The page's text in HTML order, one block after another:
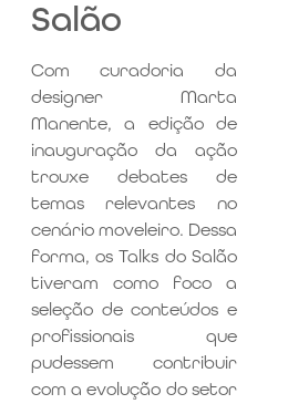
Salão
Com curadoria da
designer Marta
Manente, a edição de
inauguração da ação
trouxe debates de
temas relevantes no
cenário moveleiro. Dessa
forma, os Talks do Salão
tiveram como foco a
seleção de conteúdos e
profissionais que
pudessem contribuir
com a evolução do setor